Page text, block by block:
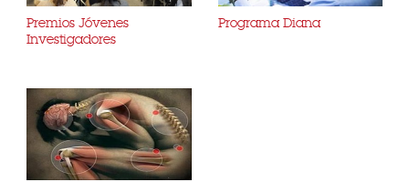
Premios Jóvenes
Investigadores
Programa Diana